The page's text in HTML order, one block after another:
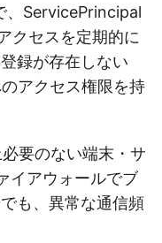
、ServicePrincipal
クセスを定期的に
録が存在しない
アクセス権限を持
要のない端末・サ
イアウォールでブ
も、異常な通信頻